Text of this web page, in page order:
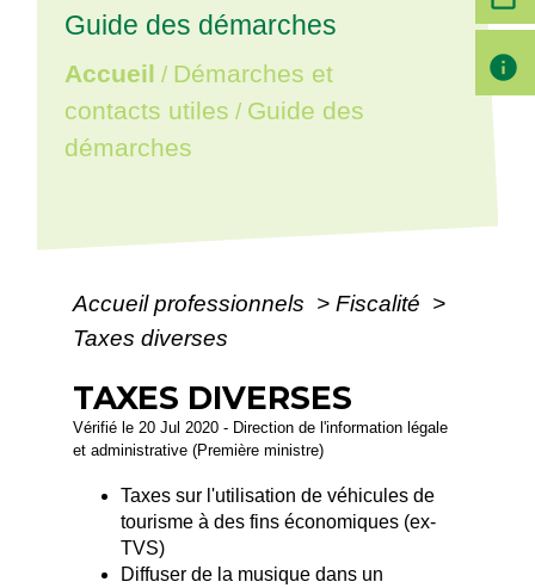
Guide des démarches
Accueil / Démarches et
contacts utiles / Guide des
démarches
Accueil professionnels > Fiscalité >
Taxes diverses
TAXES DIVERSES
Vérifié le 20 Jul 2020 - Direction de l'information légale
et administrative (Première ministre)
Taxes sur l'utilisation de véhicules de
tourisme à des fins économiques (ex-
TVS)
Diffuser de la musique dans un
info